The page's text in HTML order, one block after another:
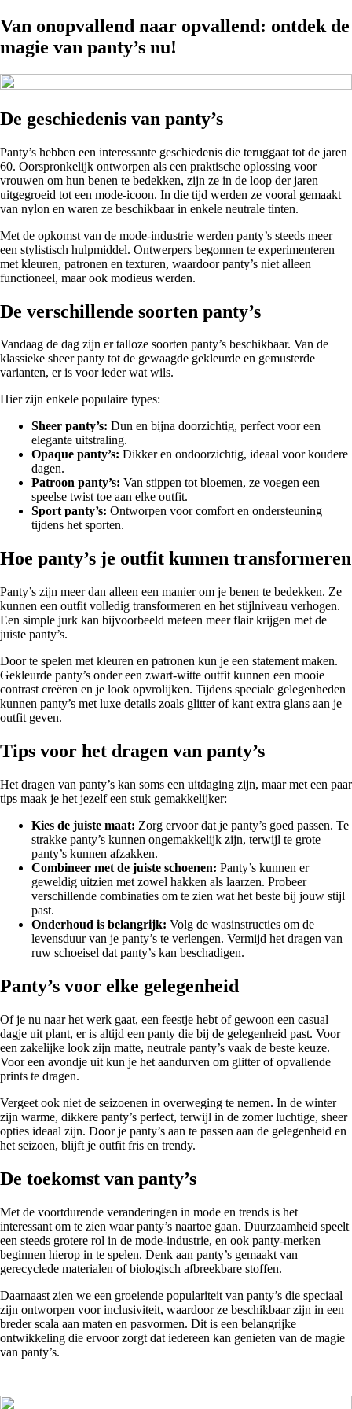
Van onopvallend naar opvallend: ontdek de
magie van panty’s nu!
De geschiedenis van panty’s
Panty’s hebben een interessante geschiedenis die teruggaat tot de jaren
60. Oorspronkelijk ontworpen als een praktische oplossing voor
vrouwen om hun benen te bedekken, zijn ze in de loop der jaren
uitgegroeid tot een mode-icoon. In die tijd werden ze vooral gemaakt
van nylon en waren ze beschikbaar in enkele neutrale tinten.
Met de opkomst van de mode-industrie werden panty’s steeds meer
een stylistisch hulpmiddel. Ontwerpers begonnen te experimenteren
met kleuren, patronen en texturen, waardoor panty’s niet alleen
functioneel, maar ook modieus werden.
De verschillende soorten panty’s
Vandaag de dag zijn er talloze soorten panty’s beschikbaar. Van de
klassieke sheer panty tot de gewaagde gekleurde en gemusterde
varianten, er is voor ieder wat wils.
Hier zijn enkele populaire types:
Sheer panty’s: Dun en bijna doorzichtig, perfect voor een
elegante uitstraling.
Opaque panty’s: Dikker en ondoorzichtig, ideaal voor koudere
dagen.
Patroon panty’s: Van stippen tot bloemen, ze voegen een
speelse twist toe aan elke outfit.
Sport panty’s: Ontworpen voor comfort en ondersteuning
tijdens het sporten.
Hoe panty’s je outfit kunnen transformeren
Panty’s zijn meer dan alleen een manier om je benen te bedekken. Ze
kunnen een outfit volledig transformeren en het stijlniveau verhogen.
Een simple jurk kan bijvoorbeeld meteen meer flair krijgen met de
juiste panty’s.
Door te spelen met kleuren en patronen kun je een statement maken.
Gekleurde panty’s onder een zwart-witte outfit kunnen een mooie
contrast creëren en je look opvrolijken. Tijdens speciale gelegenheden
kunnen panty’s met luxe details zoals glitter of kant extra glans aan je
outfit geven.
Tips voor het dragen van panty’s
Het dragen van panty’s kan soms een uitdaging zijn, maar met een paar
tips maak je het jezelf een stuk gemakkelijker:
Kies de juiste maat: Zorg ervoor dat je panty’s goed passen. Te
strakke panty’s kunnen ongemakkelijk zijn, terwijl te grote
panty’s kunnen afzakken.
Combineer met de juiste schoenen: Panty’s kunnen er
geweldig uitzien met zowel hakken als laarzen. Probeer
verschillende combinaties om te zien wat het beste bij jouw stijl
past.
Onderhoud is belangrijk: Volg de wasinstructies om de
levensduur van je panty’s te verlengen. Vermijd het dragen van
ruw schoeisel dat panty’s kan beschadigen.
Panty’s voor elke gelegenheid
Of je nu naar het werk gaat, een feestje hebt of gewoon een casual
dagje uit plant, er is altijd een panty die bij de gelegenheid past. Voor
een zakelijke look zijn matte, neutrale panty’s vaak de beste keuze.
Voor een avondje uit kun je het aandurven om glitter of opvallende
prints te dragen.
Vergeet ook niet de seizoenen in overweging te nemen. In de winter
zijn warme, dikkere panty’s perfect, terwijl in de zomer luchtige, sheer
opties ideaal zijn. Door je panty’s aan te passen aan de gelegenheid en
het seizoen, blijft je outfit fris en trendy.
De toekomst van panty’s
Met de voortdurende veranderingen in mode en trends is het
interessant om te zien waar panty’s naartoe gaan. Duurzaamheid speelt
een steeds grotere rol in de mode-industrie, en ook panty-merken
beginnen hierop in te spelen. Denk aan panty’s gemaakt van
gerecyclede materialen of biologisch afbreekbare stoffen.
Daarnaast zien we een groeiende populariteit van panty’s die speciaal
zijn ontworpen voor inclusiviteit, waardoor ze beschikbaar zijn in een
breder scala aan maten en pasvormen. Dit is een belangrijke
ontwikkeling die ervoor zorgt dat iedereen kan genieten van de magie
van panty’s.